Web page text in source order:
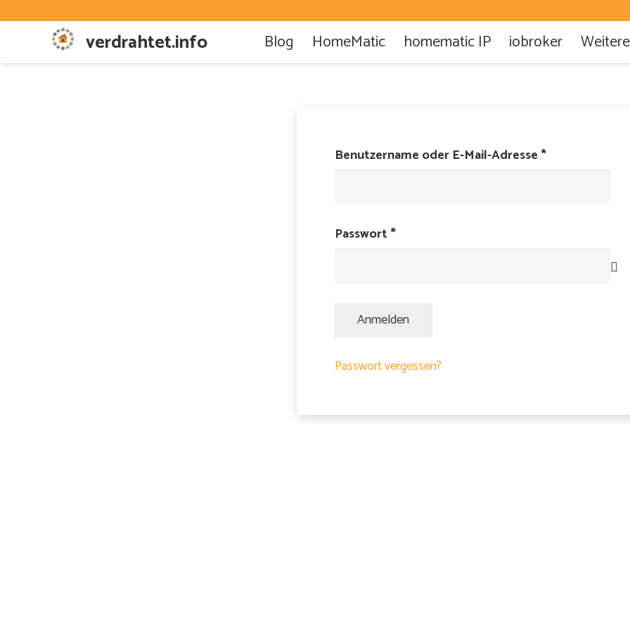
verdrahtet.info Blog HomeMatic homematic IP iobroker
Benutzername oder E-Mail-Adresse*Erforderlich
Passwort*Erforderlich
Anmelden
Passwort vergessen?